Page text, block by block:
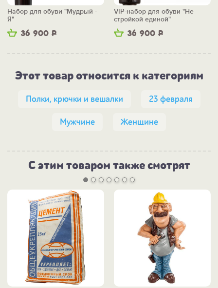
36 900 Р
Набор для обуви "Мудрый -
Я"
36 900 Р
VIP-набор для обуви "Не
стройкой единой"
Этот товар относится к категориям
Полки, крючки и вешалки 23 февраля
Мужчине Женщине
С этим товаром также смотрят